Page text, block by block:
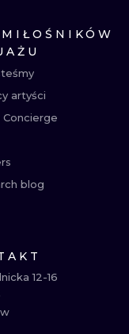
artyści
blog
12-16